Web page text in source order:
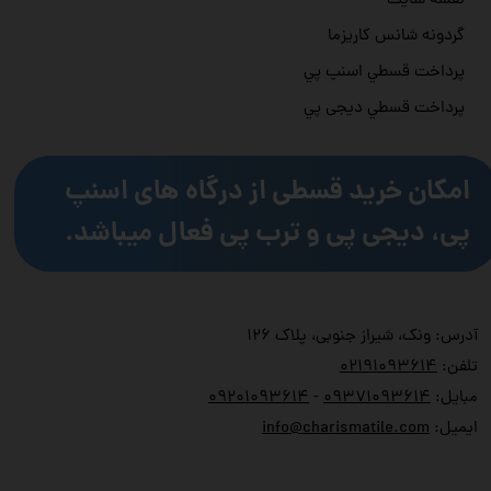
آدرس: ونک، شیراز جنوبی، پلاک ۱۲۶
تلفن:
۰۲۱۹۱۰۹۳۶۱۴
مبایل:
۰۹۳۷۱۰۹۳۶۱۴ - ۰۹۲۰۱۰۹۳۶۱۴
ایمیل:info@charismatile.com
گردونه شانس کاریزما
پرداخت قسطي اسنپ پي
پرداخت قسطي دیجی پي
امکان خرید قسطی از درگاه های اسنپ
پی، دیجی پی و ترب پی فعال میباشد.